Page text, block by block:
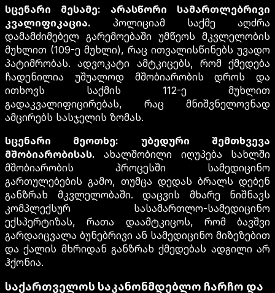
სცენარი მესამე: არასწორი სამართლებრივი
კვალიფიკაცია. პოლიციამ საქმე აღძრა
დამამძიმებელ გარემოებაში უმწეოს მკვლელობის
მუხლით (109-ე მუხლი), რაც ითვალისწინებს უვადო
პატიმრობას. ადვოკატი ამტკიცებს, რომ ქმედება
ჩადენილია უშუალოდ მშობიარობის დროს და
ითხოვს საქმის 112-ე მუხლით
გადაკვალიფიცირებას, რაც მნიშვნელოვნად
ამცირებს სასჯელის ზომას.
სცენარი მეოთხე: უბედური შემთხვევა
მშობიარობისას. ახალშობილი იღუპება სახლში
მშობიარობის პროცესში სამედიცინო
გართულებების გამო, თუმცა დედას ბრალს დებენ
განზრახ მკვლელობაში. დაცვის მხარე ნიშნავს
კომპლექსურ სასამართლო-სამედიცინო
ექსპერტიზას, რათა დაამტკიცოს, რომ ბავშვი
გარდაიცვალა ბუნებრივი ან სამედიცინო მიზეზებით
და ქალის მხრიდან განზრახ ქმედებას ადგილი არ
ჰქონია.
საქართველოს საკანონმდებლო ჩარჩო და